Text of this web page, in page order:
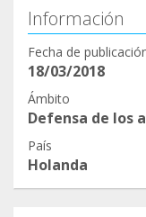
Información
Fecha de
18/03/2018
Ámbito
Defensa de los
País
Holanda